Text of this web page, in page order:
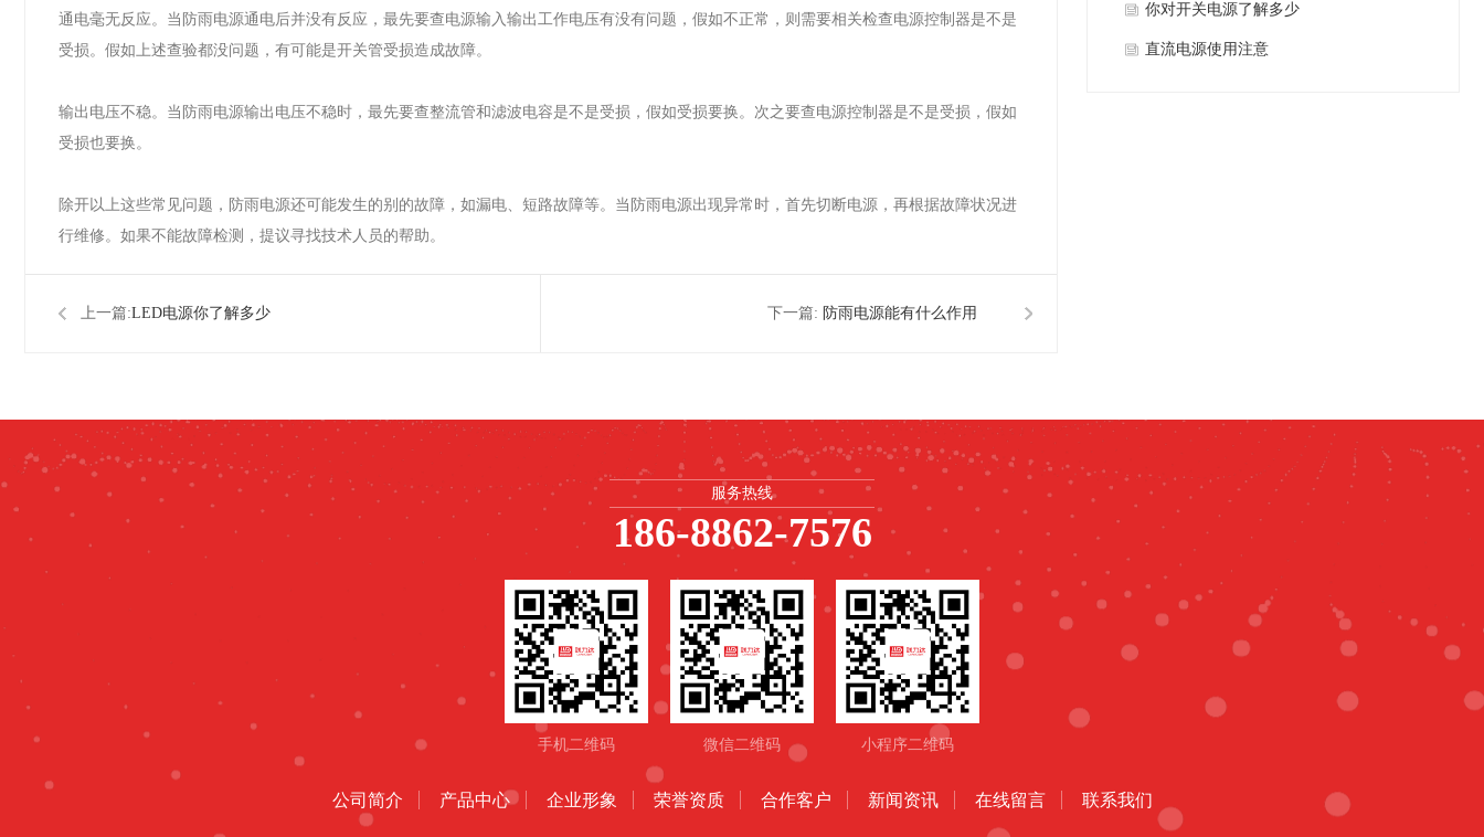
通电毫无反应。当防雨电源通电后并没有反应，最先要查电源输入输出工作电压有没有问题，假如不正常，则需要相关检查电源控制器是不是
受损。假如上述查验都没问题，有可能是开关管受损造成故障。
输出电压不稳。当防雨电源输出电压不稳时，最先要查整流管和滤波电容是不是受损，假如受损要换。次之要查电源控制器是不是受损，假如
受损也要换。
除开以上这些常见问题，防雨电源还可能发生的别的故障，如漏电、短路故障等。当防雨电源出现异常时，首先切断电源，再根据故障状况进
行维修。如果不能故障检测，提议寻找技术人员的帮助。
上一篇:​LED电源你了解多少 下一篇: 防雨电源能有什么作用
​你对开关电源了解多少
​直流电源使用注意
服务热线
186-8862-7576
手机二维码 微信二维码 小程序二维码
公司简介 产品中心 企业形象 荣誉资质 合作客户 新闻资讯 在线留言 联系我们